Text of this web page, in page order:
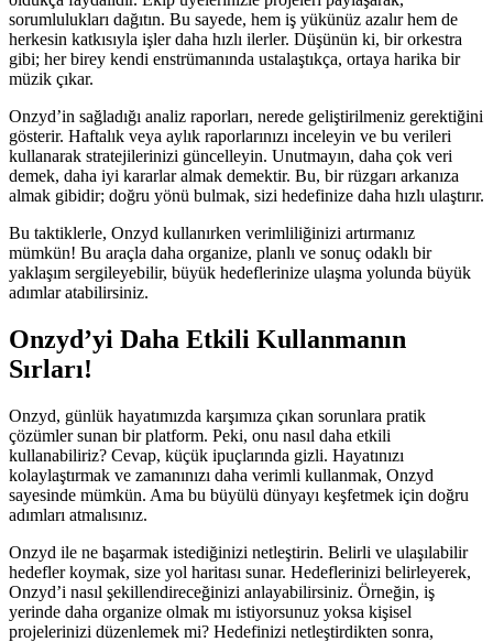
sorumlulukları dağıtın. Bu sayede, hem iş yükünüz azalır hem de
herkesin katkısıyla işler daha hızlı ilerler. Düşünün ki, bir orkestra
gibi; her birey kendi enstrümanında ustalaştıkça, ortaya harika bir
müzik çıkar.
Onzyd’in sağladığı analiz raporları, nerede geliştirilmeniz gerektiğini
gösterir. Haftalık veya aylık raporlarınızı inceleyin ve bu verileri
kullanarak stratejilerinizi güncelleyin. Unutmayın, daha çok veri
demek, daha iyi kararlar almak demektir. Bu, bir rüzgarı arkanıza
almak gibidir; doğru yönü bulmak, sizi hedefinize daha hızlı ulaştırır.
Bu taktiklerle, Onzyd kullanırken verimliliğinizi artırmanız
mümkün! Bu araçla daha organize, planlı ve sonuç odaklı bir
yaklaşım sergileyebilir, büyük hedeflerinize ulaşma yolunda büyük
adımlar atabilirsiniz.
Onzyd’yi Daha Etkili Kullanmanın
Sırları!
Onzyd, günlük hayatımızda karşımıza çıkan sorunlara pratik
çözümler sunan bir platform. Peki, onu nasıl daha etkili
kullanabiliriz? Cevap, küçük ipuçlarında gizli. Hayatınızı
kolaylaştırmak ve zamanınızı daha verimli kullanmak, Onzyd
sayesinde mümkün. Ama bu büyülü dünyayı keşfetmek için doğru
adımları atmalısınız.
Onzyd ile ne başarmak istediğinizi netleştirin. Belirli ve ulaşılabilir
hedefler koymak, size yol haritası sunar. Hedeflerinizi belirleyerek,
Onzyd’i nasıl şekillendireceğinizi anlayabilirsiniz. Örneğin, iş
yerinde daha organize olmak mı istiyorsunuz yoksa kişisel
projelerinizi düzenlemek mi? Hedefinizi netleştirdikten sonra,